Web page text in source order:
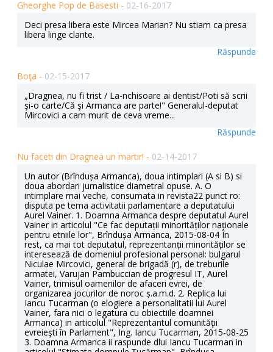
Gheorghe Pop de Basesti - 02-16-2017
Deci presa libera este Mircea Marian? Nu stiam ca presa
libera linge clante.
Răspunde
Boţa - 02-15-2017
„Dragnea, nu fi trist / La-nchisoare ai dentist/Poti să scrii
şi-o carte/Că şi Armanca are parte!" Generalul-deputat
Mircovici a cam murit de ceva vreme...
Răspunde
Nu faceti din Dragnea un martir! - 02-14-2017
Un autor (Brîndușa Armanca), doua intimplari (A si B) si
doua abordari jurnalistice diametral opuse. A. O
intimplare mai veche, consumata in revista22 punct ro:
disputa pe tema activitatii parlamentare a deputatului
Aurel Vainer. 1. Doamna Armanca despre deputatul Aurel
Vainer in articolul "Ce fac deputații minorităților naționale
pentru etniile lor", Brîndușa Armanca, 2015-08-04 În
rest, ca mai tot deputatul, reprezentanții minorităților se
interesează de domeniul profesional personal: bulgarul
Niculae Mircovici, general de brigadă (r), de treburile
armatei, Varujan Pambuccian de progresul IT, Aurel
Vainer, trimisul oamenilor de afaceri evrei, de
organizarea jocurilor de noroc ș.a.m.d. 2. Replica lui
Iancu Tucarman (o elogiere a personalitatii lui Aurel
Vainer, fara nici o legatura cu obiectiile doamnei
Armanca) in articolul "Reprezentantul comunităţii
evreieşti în Parlament", Ing. Iancu Tucarman, 2015-08-25
3. Doamna Armanca ii raspunde dlui Iancu Tucarman in